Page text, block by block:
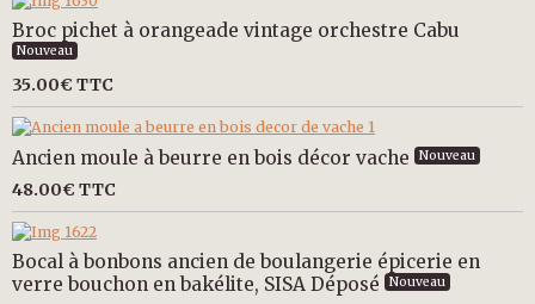
Broc pichet à orangeade vintage orchestre Cabu
Nouveau
35.00€ TTC
Ancien moule à beurre en bois décor vache Nouveau
48.00€ TTC
Bocal à bonbons ancien de boulangerie épicerie en
verre bouchon en bakélite, SISA Déposé
Nouveau